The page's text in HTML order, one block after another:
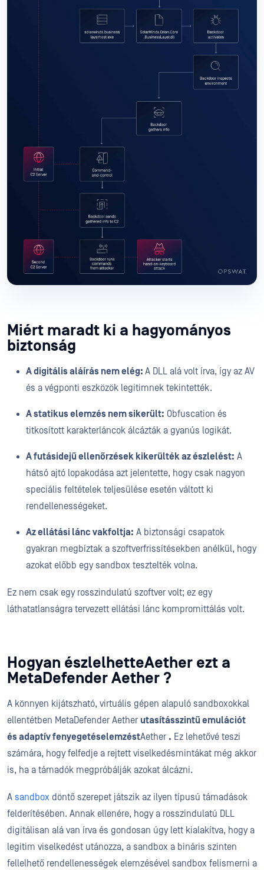
Miért maradt ki a hagyományos
biztonság
A digitális aláírás nem elég: A DLL alá volt írva, így az AV
és a végponti eszközök legitimnek tekintették.
A statikus elemzés nem sikerült: Obfuscation és
titkosított karakterláncok álcázták a gyanús logikát.
A futásidejű ellenőrzések kikerülték az észlelést: A
hátsó ajtó lopakodása azt jelentette, hogy csak nagyon
speciális feltételek teljesülése esetén váltott ki
rendellenességeket.
Az ellátási lánc vakfoltja: A biztonsági csapatok
gyakran megbíztak a szoftverfrissítésekben anélkül, hogy
azokat előbb egy sandbox tesztelték volna.
Ez nem csak egy rosszindulatú szoftver volt; ez egy
láthatatlanságra tervezett ellátási lánc kompromittálás volt.
Hogyan észlelhetteAether ezt a
MetaDefender Aether ?
A könnyen kijátszható, virtuális gépen alapuló sandboxokkal
ellentétben MetaDefender Aether utasításszintű emulációt
és adaptív fenyegetéselemzéstAether . Ez lehetővé teszi
számára, hogy felfedje a rejtett viselkedésmintákat még akkor
is, ha a támadók megpróbálják azokat álcázni.
A sandbox döntő szerepet játszik az ilyen típusú támadások
felderítésében. Annak ellenére, hogy a rosszindulatú DLL
digitálisan alá van írva és gondosan úgy lett kialakítva, hogy a
legitim viselkedést utánozza, a sandbox a bináris szinten
fellelhető rendellenességek elemzésével sandbox felismerni a